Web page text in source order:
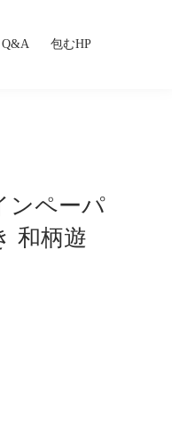
Q&A 包むHP
ンペーパ
和柄遊